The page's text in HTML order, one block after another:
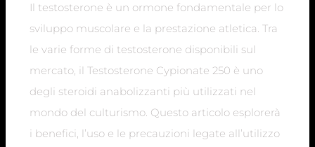
Il testosterone è un ormone fondamentale per lo
sviluppo muscolare e la prestazione atletica. Tra
le varie forme di testosterone disponibili sul
mercato, il Testosterone Cypionate 250 è uno
degli steroidi anabolizzanti più utilizzati nel
mondo del culturismo. Questo articolo esplorerà
i benefici, l’uso e le precauzioni legate all’utilizzo